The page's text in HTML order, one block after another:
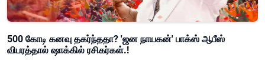
500 கோடி கனவு தகர்ந்ததா? 'ஜன நாயகன்' பாக்ஸ் ஆபீஸ்
விபரத்தால் ஷாக்கில் ரசிகர்கள்.!